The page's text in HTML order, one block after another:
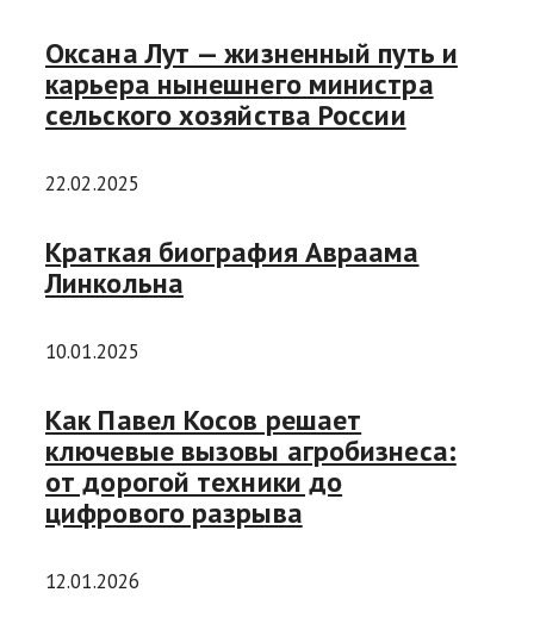
Оксана Лут — жизненный путь и
карьера нынешнего министра
сельского хозяйства России
22.02.2025
Краткая биография Авраама
Линкольна
10.01.2025
Как Павел Косов решает
ключевые вызовы агробизнеса:
от дорогой техники до
цифрового разрыва
12.01.2026